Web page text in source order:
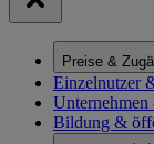
Preise &
Einzelnutzer
Bildung &